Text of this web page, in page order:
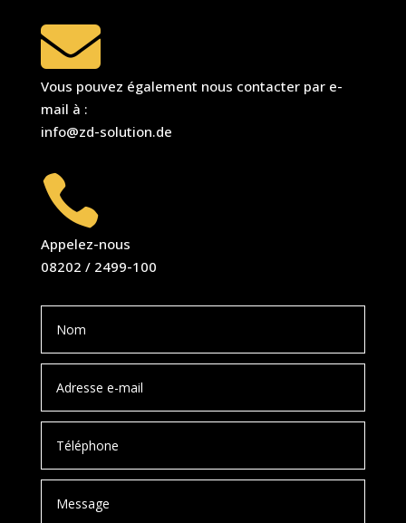

Vous pouvez également nous contacter par e-
mail à :
info@zd-solution.de

Appelez-nous
08202 / 2499-100